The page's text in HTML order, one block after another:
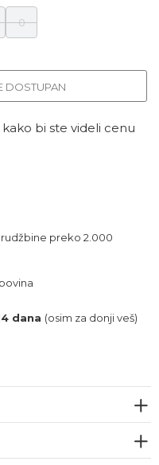
0
DOSTUPAN
bi ste videli cenu
preko 2.000
dana (osim za donji veš)